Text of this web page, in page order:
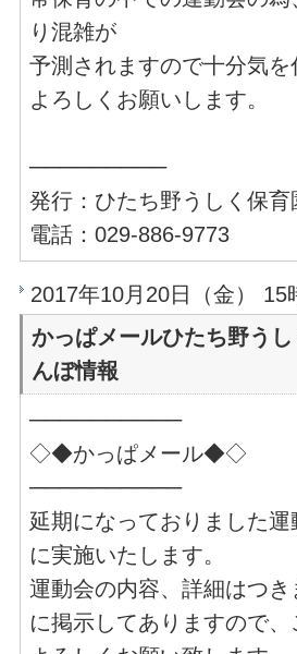
り混雑が
予測されますので十分気
よろしくお願いします。
─────────
発行：ひたち野うしく保
電話：029-886-9773
2017年10月20日（金） 15
かっぱメールひたち野う
んぼ情報
──────────
◇◆かっぱメール◆◇
──────────
延期になっておりました
に実施いたします。
運動会の内容、詳細はつ
に掲示してありますので、